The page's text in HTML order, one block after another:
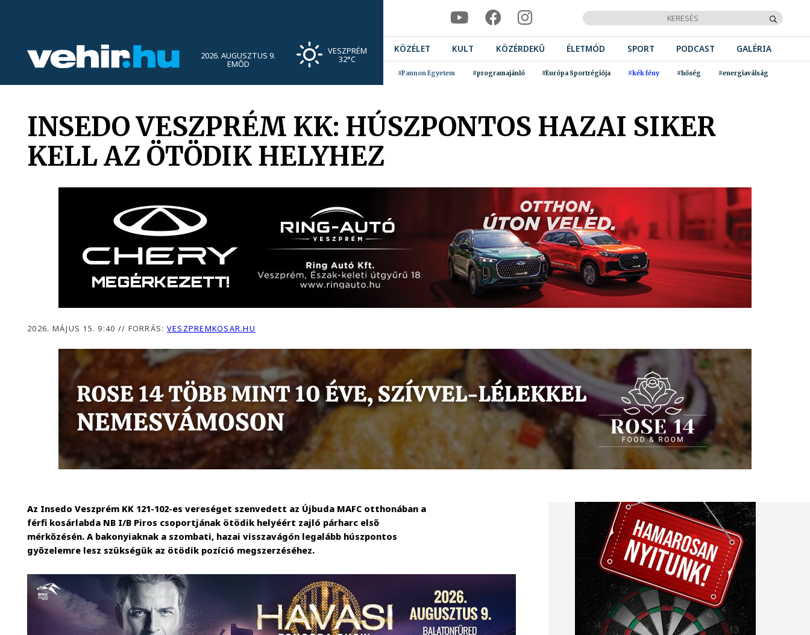
2026. AUGUSZTUS 9.
EMŐD
VESZPRÉM
32°C
KÖZÉLET KULT KÖZÉRDEKŰ ÉLETMÓD SPORT PODCAST GALÉRIA
#Pannon Egyetem #programajánló #Európa Sportrégiója #kék fény #hőség #energiaválság
INSEDO VESZPRÉM KK: HÚSZPONTOS HAZAI SIKER
KELL AZ ÖTÖDIK HELYHEZ
2026. MÁJUS 15. 9:40 // FORRÁS: VESZPREMKOSAR.HU
Az Insedo Veszprém KK 121-102-es vereséget szenvedett az Újbuda MAFC otthonában a
férfi kosárlabda NB I/B Piros csoportjának ötödik helyéért zajló párharc első
mérkőzésén. A bakonyiaknak a szombati, hazai visszavágón legalább húszpontos
győzelemre lesz szükségük az ötödik pozíció megszerzéséhez.